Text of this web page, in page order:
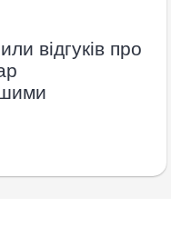
відгуків про